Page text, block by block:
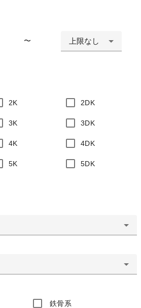
〜 上限なし
2K 2DK
3K 3DK
4K 4DK
5K 5DK
鉄骨系